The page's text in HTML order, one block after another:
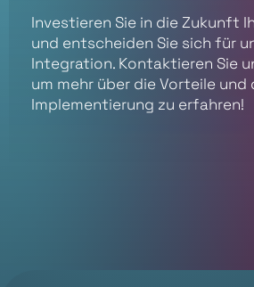
Investieren Sie in die Zukunft
und entscheiden Sie sich für
Integration. Kontaktieren Sie
um mehr über die Vorteile und
Implementierung zu erfahren!